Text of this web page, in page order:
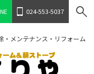
024-553-5037
・メンテナンス・リフォーム